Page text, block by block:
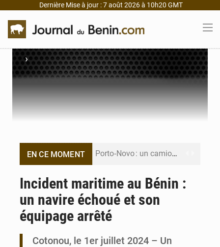
Dernière Mise à jour : 7 août 2026 à 10h20 GMT
›
EN CE MOMENT Porto‑Novo : un camion de produits pétroliers embrase Avakpa
Bénin : Le CEG La Verdure de Ouèdo fait sa mue pour la rentrée
Incident maritime au Bénin :
un navire échoué et son
équipage arrêté
Cotonou, le 1er juillet 2024 – Un